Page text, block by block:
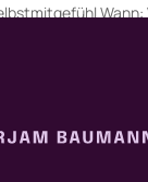
Wann: